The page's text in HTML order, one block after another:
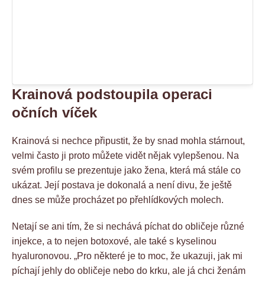
Krainová podstoupila operaci
očních víček
Krainová si nechce připustit, že by snad mohla stárnout,
velmi často ji proto můžete vidět nějak vylepšenou. Na
svém profilu se prezentuje jako žena, která má stále co
ukázat. Její postava je dokonalá a není divu, že ještě
dnes se může procházet po přehlídkových molech.
Netají se ani tím, že si nechává píchat do obličeje různé
injekce, a to nejen botoxové, ale také s kyselinou
hyaluronovou. „Pro některé je to moc, že ukazuji, jak mi
píchají jehly do obličeje nebo do krku, ale já chci ženám